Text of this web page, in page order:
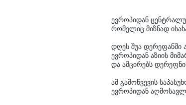
ევროპიდან
რომელიც მიზნად
დღეს შუა დერეფანში
ევროპიდან აზიის
და ამცირებს
ამ გამოწვევის
ევროპიდან